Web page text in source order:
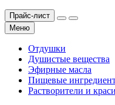
Прайс-лист
Меню
Отдушки
Душистые вещества
Эфирные масла
Пищевые
Растворители и